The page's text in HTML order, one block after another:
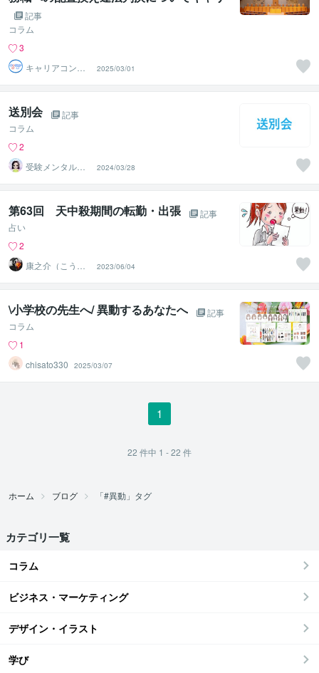
アコンサルタントが解説！
記事
コラム
3
キャリアコンサ
ルタント士郎
2025/03/01
送別会
記事
コラム
2
受験メンタルト
レーナー イロ
ハル
2024/03/28
第63回 天中殺期間の転勤・出張
記事
占い
2
康之介（こうの
すけ）
2023/06/04
\小学校の先生へ/ 異動するあなたへ
記事
コラム
1
chisato330
2025/03/07
1
22 件中 1 - 22 件
ホーム ブログ 「#異動」タグ
カテゴリ一覧
コラム
ビジネス・マーケティング
デザイン・イラスト
学び